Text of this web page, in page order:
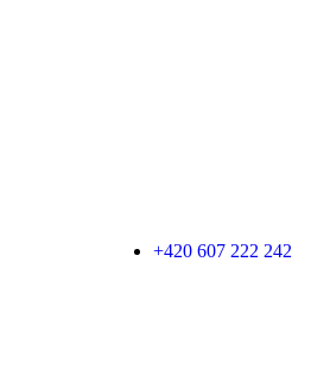
+420 607 222 242